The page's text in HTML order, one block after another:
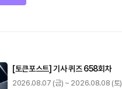
[토큰포스트] 기사 퀴즈 658회차
2026.08.07 (금) ~ 2026.08.08 (토)